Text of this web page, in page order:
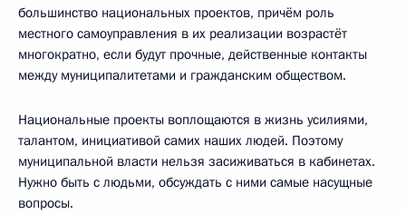
большинство национальных проектов, причём роль
местного самоуправления в их реализации возрастёт
многократно, если будут прочные, действенные контакты
между муниципалитетами и гражданским обществом.
Национальные проекты воплощаются в жизнь усилиями,
талантом, инициативой самих наших людей. Поэтому
муниципальной власти нельзя засиживаться в кабинетах.
Нужно быть с людьми, обсуждать с ними самые насущные
вопросы.